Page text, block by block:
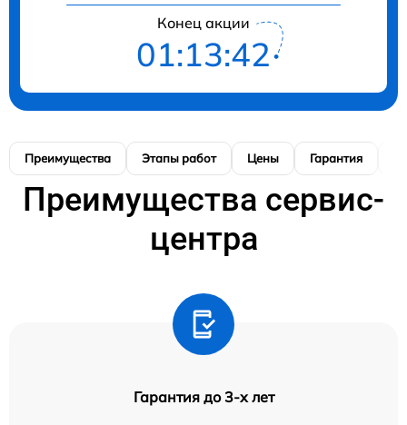
Конец акции
01:13:41
Преимущества Этапы работ Цены Гарантия
Преимущества сервис-
центра
Гарантия до 3-х лет